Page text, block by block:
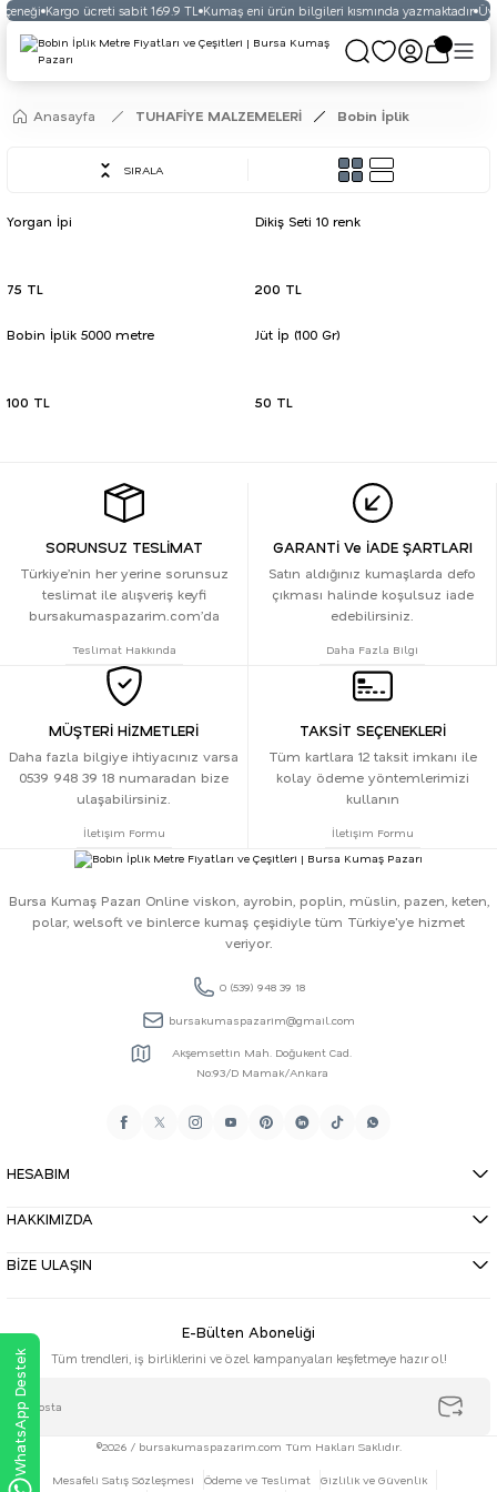
Kargo ücreti sabit 169.9 TL Kumaş eni ürün bilgileri kısmında yazmaktadır
Anasayfa TUHAFİYE MALZEMELERİ Bobin İplik
SIRALA
Yorgan İpi
75 TL
Dikiş Seti 10 renk
200 TL
Bobin İplik 5000 metre
100 TL
Jüt İp (100 Gr)
50 TL
SORUNSUZ TESLİMAT
Türkiye’nin her yerine sorunsuz
teslimat ile alışveriş keyfi
bursakumaspazarim.com’da
Teslimat Hakkında
GARANTİ Ve İADE ŞARTLARI
Satın aldığınız kumaşlarda defo
çıkması halinde koşulsuz iade
edebilirsiniz.
Daha Fazla Bilgi
MÜŞTERİ HİZMETLERİ
Daha fazla bilgiye ihtiyacınız varsa
0539 948 39 18 numaradan bize
ulaşabilirsiniz.
İletişim Formu
TAKSİT SEÇENEKLERİ
Tüm kartlara 12 taksit imkanı ile
kolay ödeme yöntemlerimizi
kullanın
İletişim Formu
Bursa Kumaş Pazarı Online viskon, ayrobin, poplin, müslin, pazen, keten,
polar, welsoft ve binlerce kumaş çeşidiyle tüm Türkiye'ye hizmet
veriyor.
0 (539) 948 39 18
bursakumaspazarim@gmail.com
Akşemsettin Mah. Doğukent Cad.
No:93/D Mamak/Ankara
HESABIM
HAKKIMIZDA
BİZE ULAŞIN
E-Bülten Aboneliği
Tüm trendleri, iş birliklerini ve özel kampanyaları keşfetmeye hazır ol!
©2026 / bursakumaspazarim.com Tüm Hakları Saklıdır.
Mesafeli Satış Sözleşmesi Ödeme ve Teslimat
Gizlilik ve Güvenlik
WhatsApp Destek